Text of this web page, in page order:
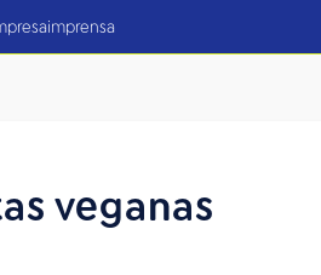
imprensa
veganas